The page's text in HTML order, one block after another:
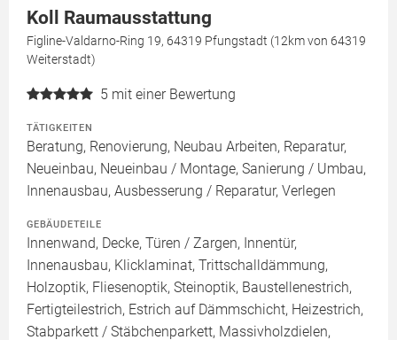
Koll Raumausstattung
Figline-Valdarno-Ring 19, 64319 Pfungstadt (12km von 64319
Weiterstadt)
5 mit einer Bewertung
TÄTIGKEITEN
Beratung, Renovierung, Neubau Arbeiten, Reparatur,
Neueinbau, Neueinbau / Montage, Sanierung / Umbau,
Innenausbau, Ausbesserung / Reparatur, Verlegen
GEBÄUDETEILE
Innenwand, Decke, Türen / Zargen, Innentür,
Innenausbau, Klicklaminat, Trittschalldämmung,
Holzoptik, Fliesenoptik, Steinoptik, Baustellenestrich,
Fertigteilestrich, Estrich auf Dämmschicht, Heizestrich,
Stabparkett / Stäbchenparkett, Massivholzdielen,